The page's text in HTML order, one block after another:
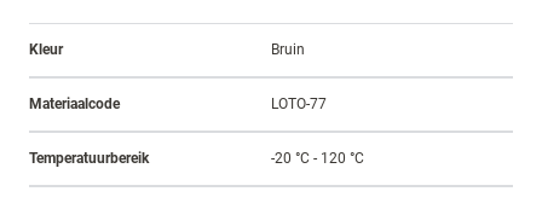
Kleur Bruin
Materiaalcode LOTO-77
Temperatuurbereik -20 °C - 120 °C